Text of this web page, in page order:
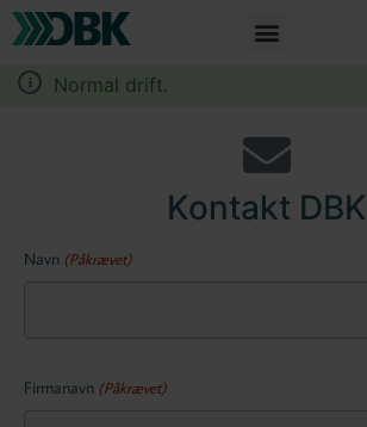
Normal drift.
Kontakt DBK
Navn (Påkrævet)
Firmanavn (Påkrævet)